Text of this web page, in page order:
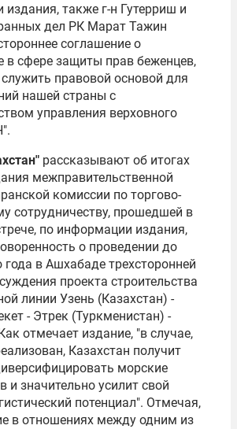
также г-н Гутерриш и
дел РК Марат Тажин
соглашение о
в сфере защиты прав беженцев,
правовой основой для
нашей страны с
управления верховного
рассказывают об итогах
межправительственной
комиссии по торгово­-
сотрудничеству, прошедшей в
по информации издания,
о проведении до
года в Ашхабаде трехсторонней
проекта строительства
линии Узень (Казахстан) -
- Этрек (Туркменистан) -
отмечает издание, "в случае,
Казахстан получит
морские
и значительно усилит свой
потенциал". Отмечая,
в отношениях между одним из